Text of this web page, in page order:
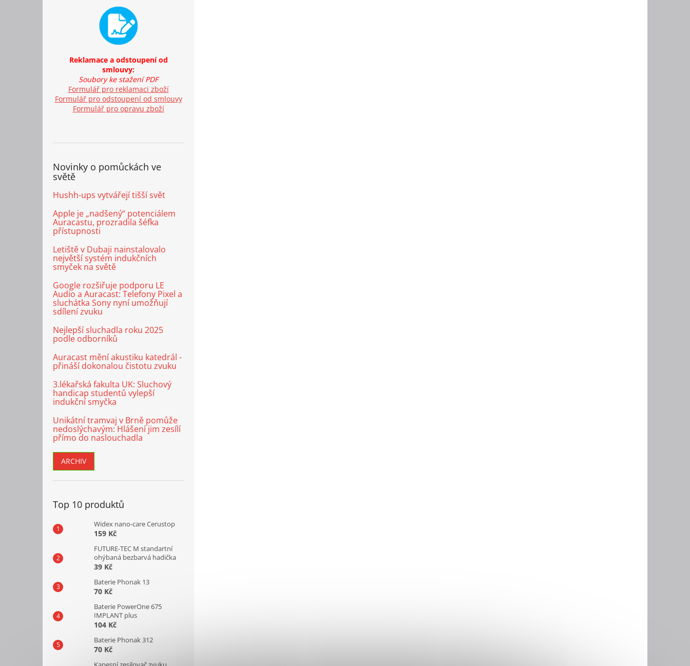
Reklamace a odstoupení od
smlouvy:
Soubory ke stažení PDF
Formulář pro reklamaci zboží
Formulář pro odstoupení od smlouvy
Formulář pro opravu zboží
Novinky o pomůckách ve
světě
Hushh-ups vytvářejí tišší svět
Apple je „nadšený“ potenciálem
Auracastu, prozradila šéfka
přístupnosti
Letiště v Dubaji nainstalovalo
největší systém indukčních
smyček na světě
Google rozšiřuje podporu LE
Audio a Auracast: Telefony Pixel a
sluchátka Sony nyní umožňují
sdílení zvuku
Nejlepší sluchadla roku 2025
podle odborníků
Auracast mění akustiku katedrál -
přináší dokonalou čistotu zvuku
3.lékařská fakulta UK: Sluchový
handicap studentů vylepší
indukční smyčka
Unikátní tramvaj v Brně pomůže
nedoslýchavým: Hlášení jim zesílí
přímo do naslouchadla
ARCHIV
Top 10 produktů
Widex nano-care Cerustop
159 Kč
FUTURE-TEC M standartní
ohýbaná bezbarvá hadička
39 Kč
Baterie Phonak 13
70 Kč
Baterie PowerOne 675
IMPLANT plus
104 Kč
Baterie Phonak 312
70 Kč